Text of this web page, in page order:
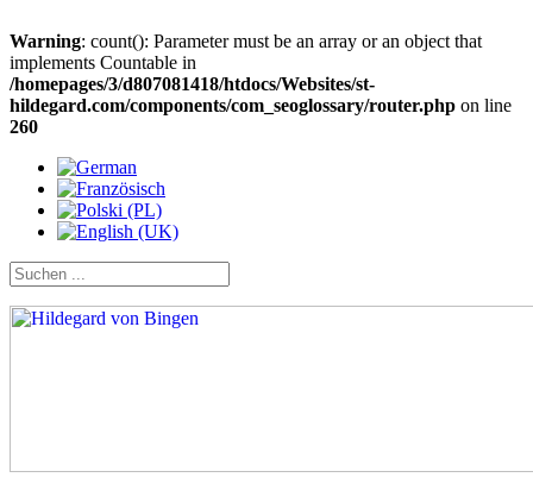
Warning: count(): Parameter must be an array or an object that
implements Countable in
/homepages/3/d807081418/htdocs/Websites/st-
hildegard.com/components/com_seoglossary/router.php on line
260